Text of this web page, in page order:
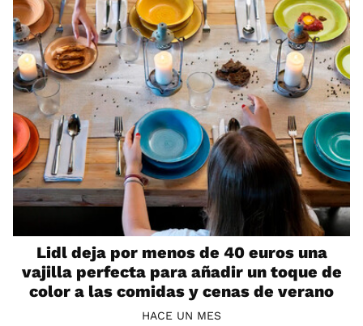
Lidl deja por menos de 40 euros una
vajilla perfecta para añadir un toque de
color a las comidas y cenas de verano
HACE UN MES